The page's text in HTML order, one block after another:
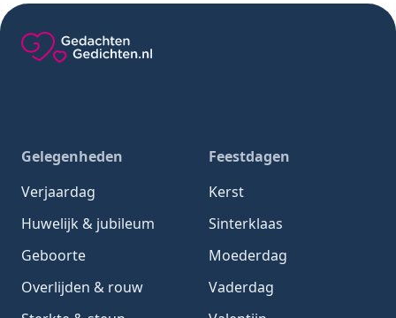
Gelegenheden
Verjaardag
Huwelijk & jubileum
Geboorte
Overlijden & rouw
Feestdagen
Kerst
Sinterklaas
Moederdag
Vaderdag